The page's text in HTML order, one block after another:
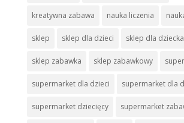
kreatywna zabawa nauka liczenia
sklep sklep dla dzieci sklep dla dziecka
sklep zabawka sklep zabawkowy
supermarket dla dzieci supermarket dla
supermarket dziecięcy supermarket